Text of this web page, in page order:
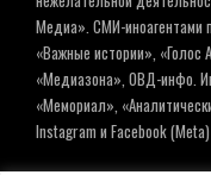
Медиа». СМИ-иноагентами
«Важные истории», «Голос
«Медиазона», ОВД-инфо.
«Мемориал»,
Instagram и Facebook